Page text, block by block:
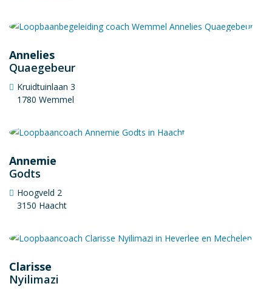
Annelies
Quaegebeur
Kruidtuinlaan 3
1780 Wemmel
Annemie
Godts
Hoogveld 2
3150 Haacht
Clarisse
Nyilimazi